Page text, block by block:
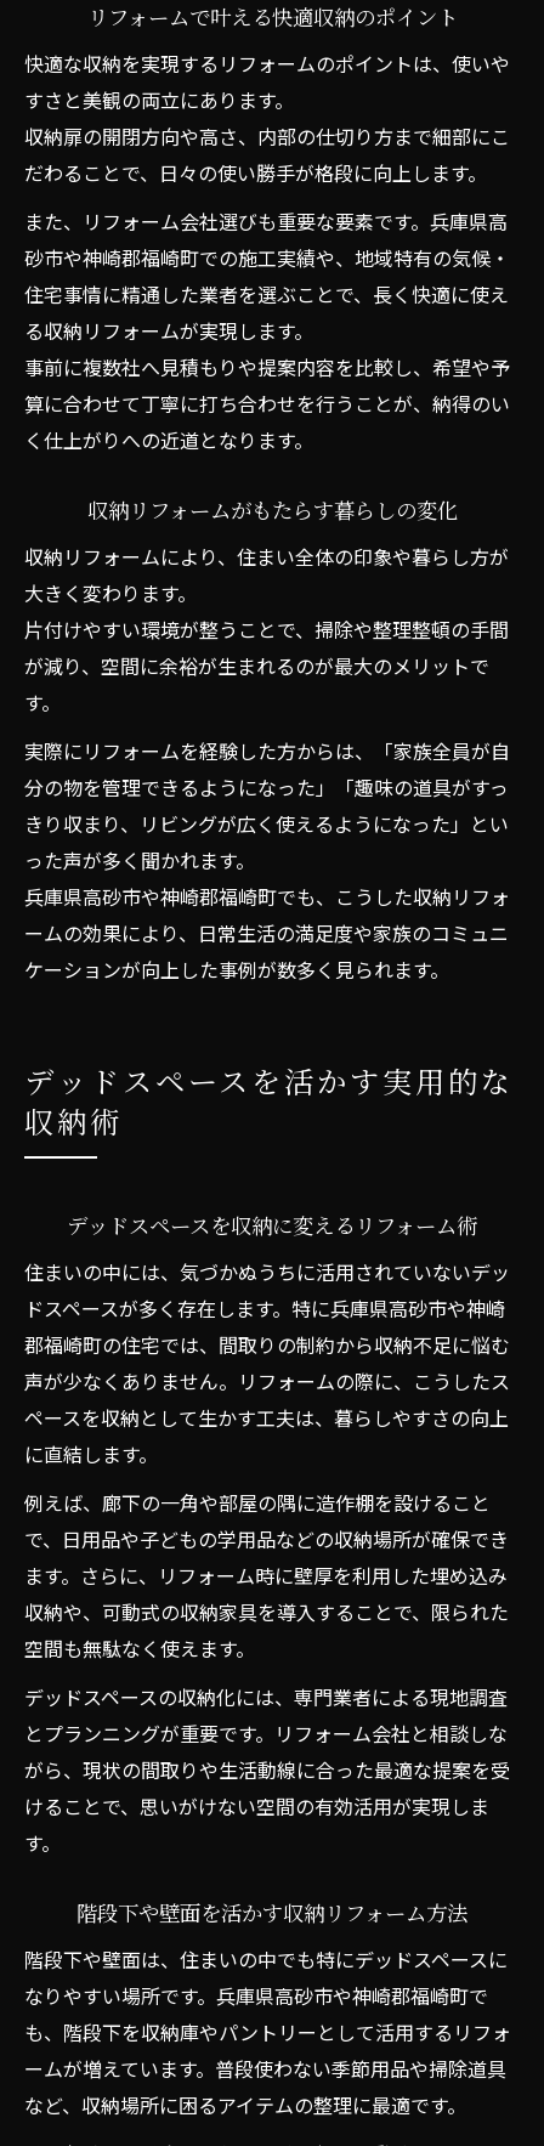
リフォームで叶える快適収納のポイント
快適な収納を実現するリフォームのポイントは、使いや
すさと美観の両立にあります。
収納扉の開閉方向や高さ、内部の仕切り方まで細部にこ
だわることで、日々の使い勝手が格段に向上します。
また、リフォーム会社選びも重要な要素です。兵庫県高
砂市や神崎郡福崎町での施工実績や、地域特有の気候・
住宅事情に精通した業者を選ぶことで、長く快適に使え
る収納リフォームが実現します。
事前に複数社へ見積もりや提案内容を比較し、希望や予
算に合わせて丁寧に打ち合わせを行うことが、納得のい
く仕上がりへの近道となります。
収納リフォームがもたらす暮らしの変化
収納リフォームにより、住まい全体の印象や暮らし方が
大きく変わります。
片付けやすい環境が整うことで、掃除や整理整頓の手間
が減り、空間に余裕が生まれるのが最大のメリットで
す。
実際にリフォームを経験した方からは、「家族全員が自
分の物を管理できるようになった」「趣味の道具がすっ
きり収まり、リビングが広く使えるようになった」とい
った声が多く聞かれます。
兵庫県高砂市や神崎郡福崎町でも、こうした収納リフォ
ームの効果により、日常生活の満足度や家族のコミュニ
ケーションが向上した事例が数多く見られます。
デッドスペースを活かす実用的な
収納術
デッドスペースを収納に変えるリフォーム術
住まいの中には、気づかぬうちに活用されていないデッ
ドスペースが多く存在します。特に兵庫県高砂市や神崎
郡福崎町の住宅では、間取りの制約から収納不足に悩む
声が少なくありません。リフォームの際に、こうしたス
ペースを収納として生かす工夫は、暮らしやすさの向上
に直結します。
例えば、廊下の一角や部屋の隅に造作棚を設けること
で、日用品や子どもの学用品などの収納場所が確保でき
ます。さらに、リフォーム時に壁厚を利用した埋め込み
収納や、可動式の収納家具を導入することで、限られた
空間も無駄なく使えます。
デッドスペースの収納化には、専門業者による現地調査
とプランニングが重要です。リフォーム会社と相談しな
がら、現状の間取りや生活動線に合った最適な提案を受
けることで、思いがけない空間の有効活用が実現しま
す。
階段下や壁面を活かす収納リフォーム方法
階段下や壁面は、住まいの中でも特にデッドスペースに
なりやすい場所です。兵庫県高砂市や神崎郡福崎町で
も、階段下を収納庫やパントリーとして活用するリフォ
ームが増えています。普段使わない季節用品や掃除道具
など、収納場所に困るアイテムの整理に最適です。